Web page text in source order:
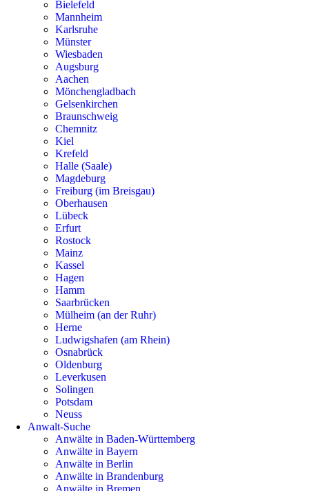
Bielefeld
Mannheim
Karlsruhe
Münster
Wiesbaden
Augsburg
Aachen
Mönchengladbach
Gelsenkirchen
Braunschweig
Chemnitz
Kiel
Krefeld
Halle (Saale)
Magdeburg
Freiburg (im Breisgau)
Oberhausen
Lübeck
Erfurt
Rostock
Mainz
Kassel
Hagen
Hamm
Saarbrücken
Mülheim (an der Ruhr)
Herne
Ludwigshafen (am Rhein)
Osnabrück
Oldenburg
Leverkusen
Solingen
Potsdam
Neuss
Anwalt-Suche
Anwälte in Baden-Württemberg
Anwälte in Bayern
Anwälte in Berlin
Anwälte in Brandenburg
Anwälte in Bremen